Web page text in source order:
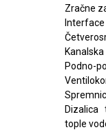
Zračne
Podno-
tople